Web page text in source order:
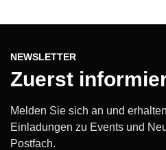
NEWSLETTER
Zuerst
Melden Sie sich an und
Einladungen zu Events und
Postfach.